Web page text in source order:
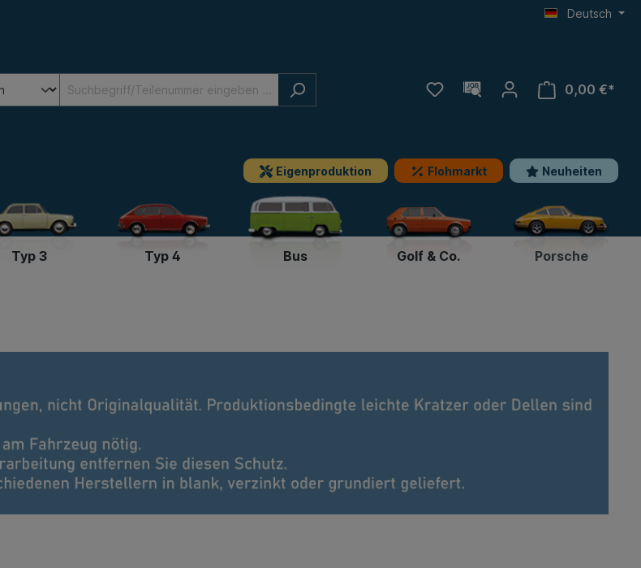
Deutsch
0,00 €*
Eigenproduktion Flohmarkt Neuheiten
Typ 3 Typ 4 Bus Golf & Co. Porsche